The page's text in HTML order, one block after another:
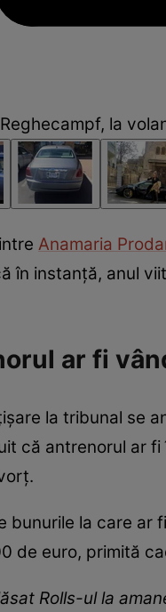
la
Anamaria
în instanță, anul
ar fi
la tribunal se
că antrenorul ar
bunurile la care ar
de euro, primită
Rolls-ul la